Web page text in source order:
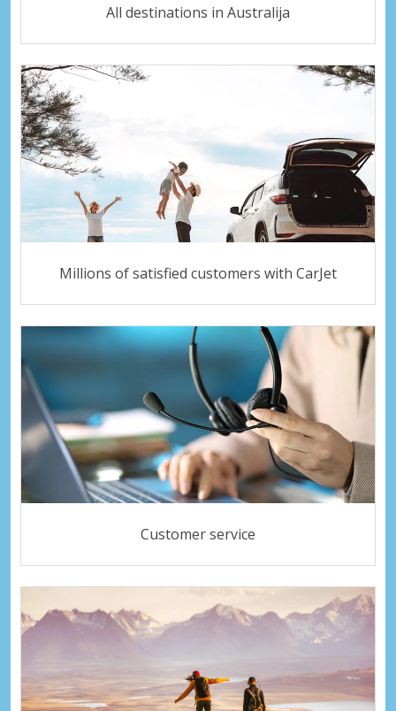
All destinations in Australija
Millions of satisfied customers with CarJet
Customer service